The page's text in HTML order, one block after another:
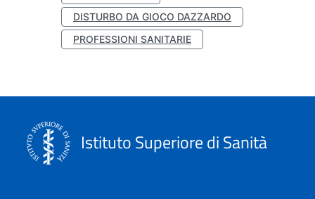
DISTURBO DA GIOCO DAZZARDO
PROFESSIONI SANITARIE
Istituto Superiore di Sanità